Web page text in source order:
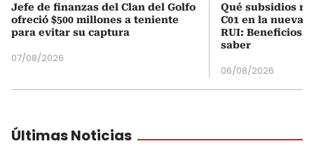
Jefe de finanzas del Clan del Golfo
ofreció $500 millones a teniente
para evitar su captura
07/08/2026
Qué subsidios
C01 en la nueva
RUI: Beneficios
saber
06/08/2026
Últimas Noticias